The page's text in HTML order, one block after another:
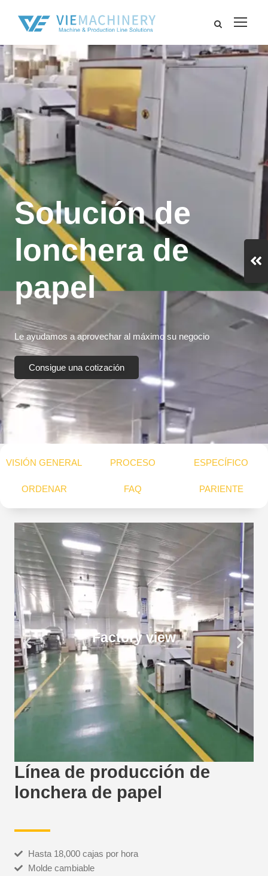
Solución de
lonchera de
papel
Le ayudamos a aprovechar al máximo su negocio
Consigue una cotización
VISIÓN GENERAL PROCESO ESPECÍFICO
ORDENAR FAQ PARIENTE
Factory view
Línea de producción de
lonchera de papel
Hasta 18,000 cajas por hora
Molde cambiable